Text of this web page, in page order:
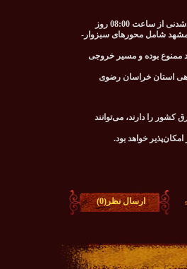
تردد تمامی وسایل نقلیه باری شامل تریلر، کامیون و کامیونت به استثنای حاملان مواد سوختی و فاسدشدنی از ساعت 08:00 روز
و آزادراهی منتهی به مشهد شامل محورهای سبزوار-
به مشهد ممنوع بوده و مسیر خروجی
استان خراسان رضوی
کشور را دارند، می‌توانند
ارسال نظر(0)